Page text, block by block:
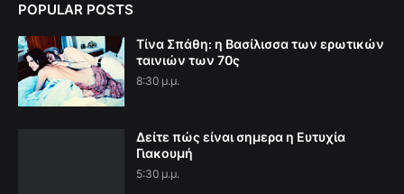
POPULAR POSTS
Τίνα Σπάθη: η Βασίλισσα των ερωτικών
ταινιών των 70ς
8:30 μ.μ.
Δείτε πώς είναι σημερα η Ευτυχία
Γιακουμή
5:30 μ.μ.